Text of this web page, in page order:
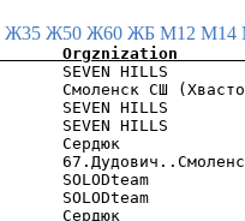
Ж35 Ж50 Ж60 ЖБ М12 М14
SEVEN
Смоленск СШ
SEVEN HILLS
SEVEN
Сердюк
SOLODteam
SOLODteam
Сердюк